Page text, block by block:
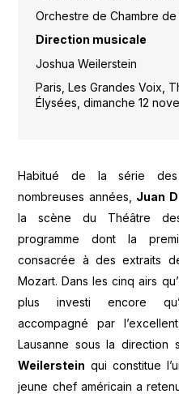
Orchestre de Chambre de
Direction musicale
Joshua Weilerstein
Paris, Les Grandes Voix,
Élysées, dimanche 12
Habitué de la série
nombreuses années, Juan
la scène du Théâtre
programme dont la
consacrée à des extraits
Mozart. Dans les cinq airs
plus investi encore
accompagné par
Lausanne sous la direction
Weilerstein qui constitue
jeune chef américain a